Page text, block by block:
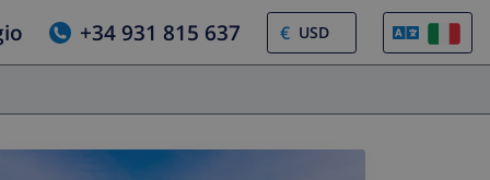
+34 931 815 637 €